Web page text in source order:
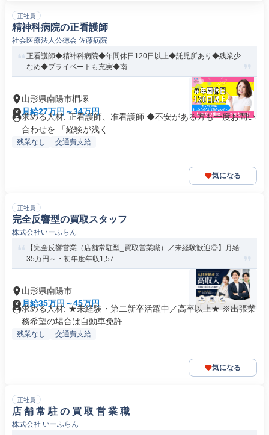
正社員
精神科病院の正看護師
社会医療法人公徳会 佐藤病院
正看護師◆精神科病院◆年間休日120日以上◆託児所あり◆残業少
なめ◆プライベートも充実◆南...
山形県南陽市椚塚
月給27万円～34万円
求める人材: 正看護師、准看護師 ◆不安がある方も一度お問い
合わせを 「経験が浅く...
残業なし 交通費支給
気になる
正社員
完全反響型の買取スタッフ
株式会社いーふらん
【完全反響営業（店舗常駐型_買取営業職）／未経験歓迎◎】月給
35万円～・初年度年収1,57...
山形県南陽市
月給35万円～45万円
求める人材: ★未経験・第二新卒活躍中／高卒以上★ ※出張業
務希望の場合は自動車免許...
残業なし 交通費支給
気になる
正社員
店 舗 常 駐 の 買 取 営 業 職
株式会社 いーふらん